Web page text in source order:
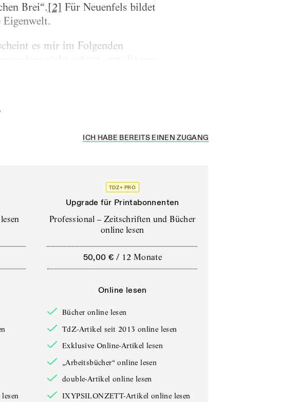
Brei“.[2] Für Neuenfels bildet
Eigenwelt.
es mir im Folgenden
ICH HABE BEREITS EINEN ZUGANG
TDZ+ PRO
Upgrade für Printabonnenten
Professional – Zeitschriften und Bücher
online lesen
50,00 € / 12 Monate
Online lesen
Bücher online lesen
TdZ-Artikel seit 2013 online lesen
Exklusive Online-Artikel lesen
„Arbeitsbücher“ online lesen
double-Artikel online lesen
IXYPSILONZETT-Artikel online lesen